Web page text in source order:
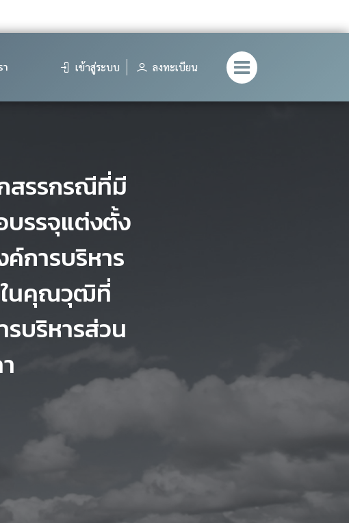
เข้าสู่ระบบ ลงทะเบียน
สรรกรณีที่มี
บรรจุแต่งตั้ง
ค์การบริหาร
ในคุณวุฒิที่
บริหารส่วน